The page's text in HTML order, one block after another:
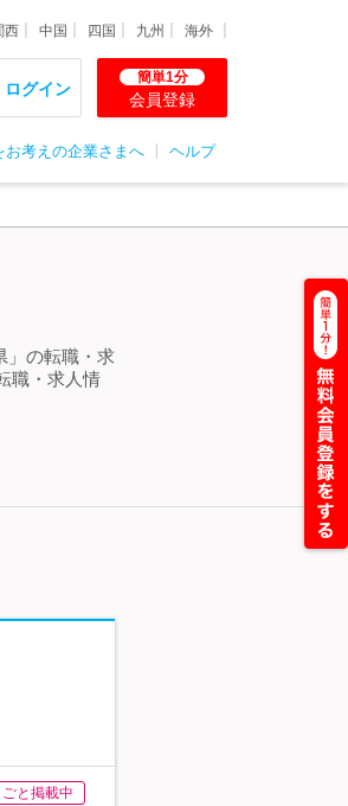
西 中国 四国 九州 海外
ログイン
簡単1分
会員登録
お考えの企業さまへ ヘルプ
」の転職・求
職・求人情
と掲載中